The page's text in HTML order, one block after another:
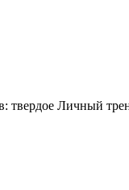
Личный